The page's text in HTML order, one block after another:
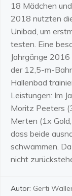
18 Mädchen
2018 nutzten
Unibad, um
testen. Eine
Jahrgänge
der 12,5-m-
Hallenbad
Leistungen: Im
Moritz Peeters
Merten (1x
dass beide
schwammen.
nicht
Autor: Gerti